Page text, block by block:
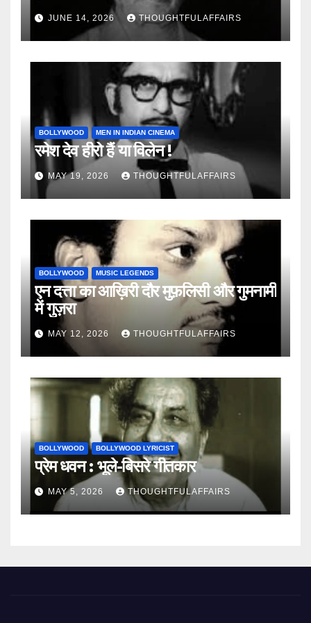
JUNE 14, 2026 THOUGHTFULAFFAIRS
BOLLYWOOD MEN IN INDIAN CINEMA
रमेश देव हीरो हैं या विलेन !
MAY 19, 2026 THOUGHTFULAFFAIRS
BOLLYWOOD MUSIC LEGENDS
एन दत्ता का आख़िरी दौर मुफ़लिसी और गुमनामी
में गुज़रा
MAY 12, 2026 THOUGHTFULAFFAIRS
BOLLYWOOD BOLLYWOOD LYRICIST
प्रेम धवन : भूले-बिसरे गीतकार
MAY 5, 2026 THOUGHTFULAFFAIRS